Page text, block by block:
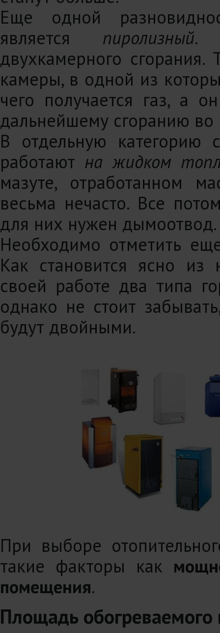
Еще одной
является пиролизный.
двухкамерного
камеры, в одной из
чего получается газ, а
дальнейшему сгоранию во
В отдельную категорию
работают на жидком
мазуте, отработанном
весьма нечасто. Все
для них нужен дымоотвод.
Необходимо отметить
Как становится ясно
своей работе два типа
однако не стоит
будут двойными.
При выборе
такие факторы как
помещения.
Площадь